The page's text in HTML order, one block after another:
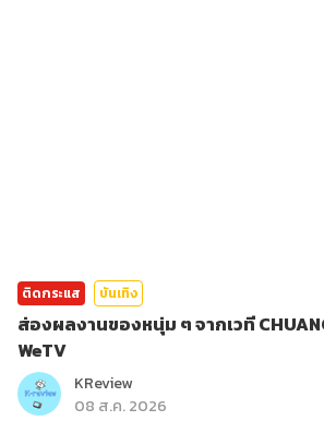
ติดกระแส บันเทิง
ส่องผลงานของหนุ่ม ๆ จากเวที
WeTV
KReview
08 ส.ค. 2026